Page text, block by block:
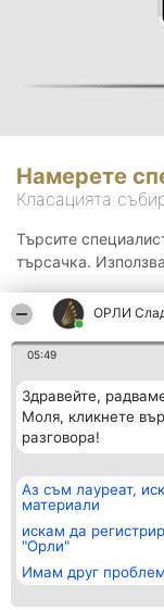
ОРЛИ
05:49
Здравейте,
Моля, кликнете
разговора!
Аз съм лауреат,
материали
искам да
"Орли"
Имам друг проблем
Намерете
Класацията
Търсите
търсачка.
Организатор на
класиране
BulevardulAleea Timișul De
Sus Nr. 2, Bl. A30, Sc. A, Et.
4, Ap. 13
București 53-238